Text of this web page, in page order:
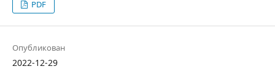
PDF
Опубликован
2022-12-29